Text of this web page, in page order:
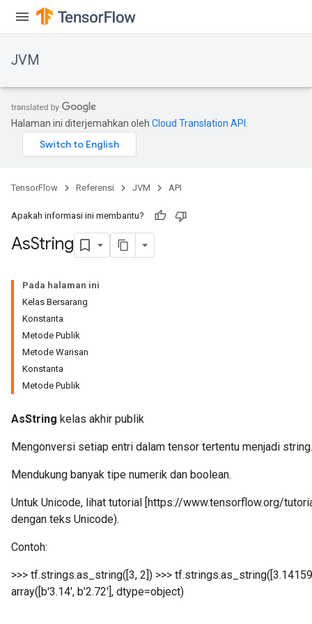
JVM
Halaman ini diterjemahkan oleh Cloud Translation API
TensorFlow Referensi JVM API
Apakah informasi ini membantu?
AsString
Pada halaman ini
Kelas Bersarang
Konstanta
Metode Publik
Metode Warisan
Konstanta
Metode Publik
AsString kelas akhir publik
Mengonversi setiap entri dalam tensor tertentu menjadi string.
Mendukung banyak tipe numerik dan boolean.
Untuk Unicode, lihat tutorial [https://www.tensorflow.org/
dengan teks Unicode).
Contoh:
>>> tf.strings.as_string([3, 2]) >>>
array([b'3.14', b'2.72'], dtype=object)